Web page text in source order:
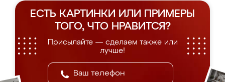
ЕСТЬ КАРТИНКИ ИЛИ ПРИМЕРЫ
ТОГО, ЧТО НРАВИТСЯ?
Присылайте — сделаем также или
лучше!